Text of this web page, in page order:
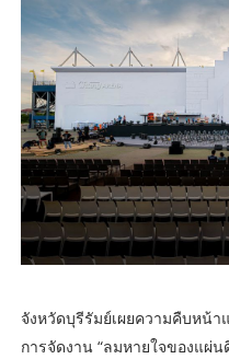
จังหวัดบุรีรัมย์เผยความคืบหน้
การจัดงาน “ลมหายใจของแผ่